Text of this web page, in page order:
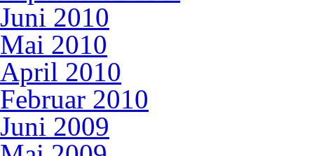
Juni 2010
Mai 2010
April 2010
Februar 2010
Juni 2009